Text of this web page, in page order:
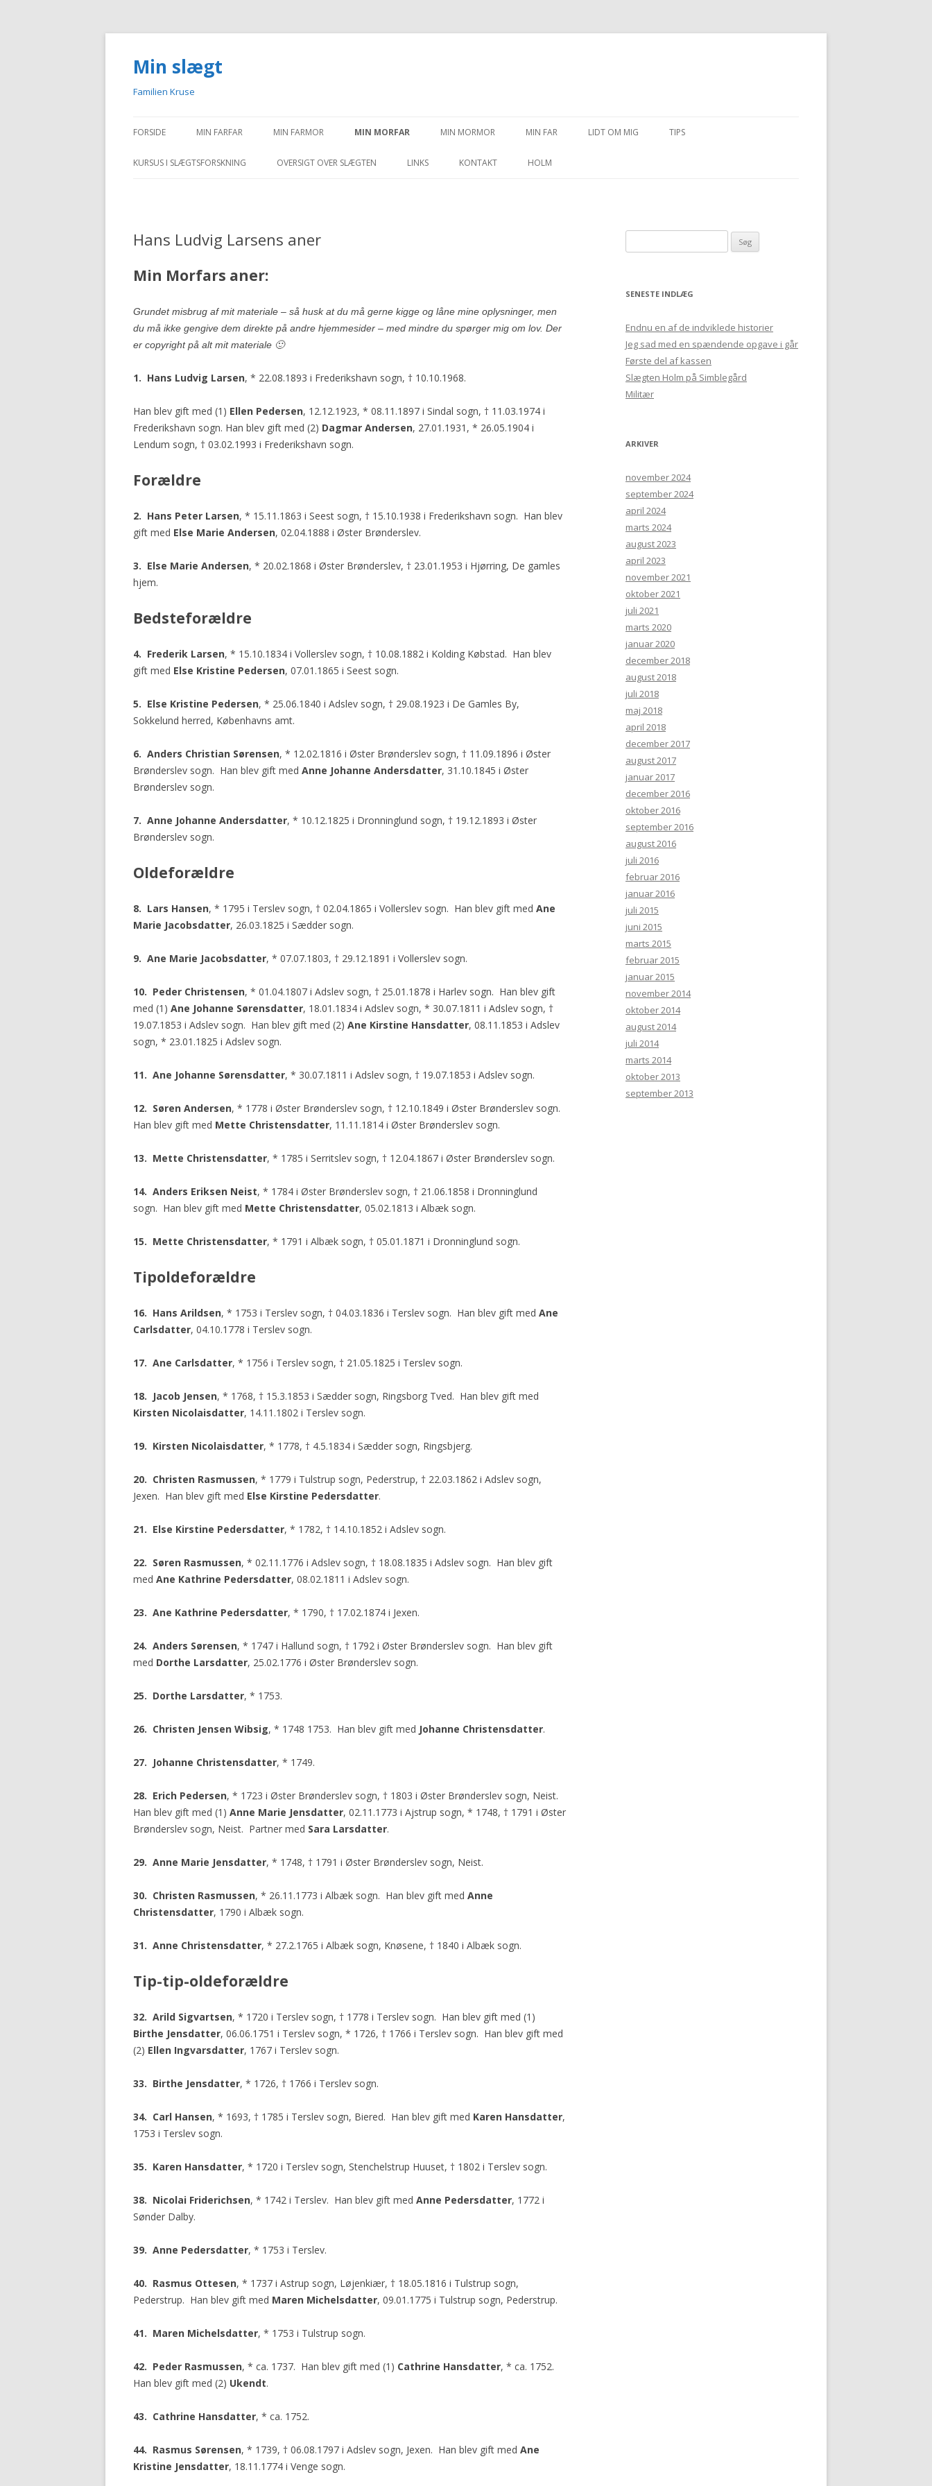
Min slægt
Familien Kruse
FORSIDE MIN FARFAR MIN FARMOR MIN MORFAR MIN MORMOR MIN FAR LIDT OM MIG TIPS
KURSUS I SLÆGTSFORSKNING OVERSIGT OVER SLÆGTEN LINKS KONTAKT HOLM
Hans Ludvig Larsens aner
Min Morfars aner:
Grundet misbrug af mit materiale – så husk at du må gerne kigge og låne mine oplysninger, men
du må ikke gengive dem direkte på andre hjemmesider – med mindre du spørger mig om lov. Der
er copyright på alt mit materiale 🙂
1. Hans Ludvig Larsen, * 22.08.1893 i Frederikshavn sogn, † 10.10.1968.
Han blev gift med (1) Ellen Pedersen, 12.12.1923, * 08.11.1897 i Sindal sogn, † 11.03.1974 i
Frederikshavn sogn. Han blev gift med (2) Dagmar Andersen, 27.01.1931, * 26.05.1904 i
Lendum sogn, † 03.02.1993 i Frederikshavn sogn.
Forældre
2. Hans Peter Larsen, * 15.11.1863 i Seest sogn, † 15.10.1938 i Frederikshavn sogn. Han blev
gift med Else Marie Andersen, 02.04.1888 i Øster Brønderslev.
3. Else Marie Andersen, * 20.02.1868 i Øster Brønderslev, † 23.01.1953 i Hjørring, De gamles
hjem.
Bedsteforældre
4. Frederik Larsen, * 15.10.1834 i Vollerslev sogn, † 10.08.1882 i Kolding Købstad. Han blev
gift med Else Kristine Pedersen, 07.01.1865 i Seest sogn.
5. Else Kristine Pedersen, * 25.06.1840 i Adslev sogn, † 29.08.1923 i De Gamles By,
Sokkelund herred, Københavns amt.
6. Anders Christian Sørensen, * 12.02.1816 i Øster Brønderslev sogn, † 11.09.1896 i Øster
Brønderslev sogn. Han blev gift med Anne Johanne Andersdatter, 31.10.1845 i Øster
Brønderslev sogn.
7. Anne Johanne Andersdatter, * 10.12.1825 i Dronninglund sogn, † 19.12.1893 i Øster
Brønderslev sogn.
Oldeforældre
8. Lars Hansen, * 1795 i Terslev sogn, † 02.04.1865 i Vollerslev sogn. Han blev gift med Ane
Marie Jacobsdatter, 26.03.1825 i Sædder sogn.
9. Ane Marie Jacobsdatter, * 07.07.1803, † 29.12.1891 i Vollerslev sogn.
10. Peder Christensen, * 01.04.1807 i Adslev sogn, † 25.01.1878 i Harlev sogn. Han blev gift
med (1) Ane Johanne Sørensdatter, 18.01.1834 i Adslev sogn, * 30.07.1811 i Adslev sogn, †
19.07.1853 i Adslev sogn. Han blev gift med (2) Ane Kirstine Hansdatter, 08.11.1853 i Adslev
sogn, * 23.01.1825 i Adslev sogn.
11. Ane Johanne Sørensdatter, * 30.07.1811 i Adslev sogn, † 19.07.1853 i Adslev sogn.
12. Søren Andersen, * 1778 i Øster Brønderslev sogn, † 12.10.1849 i Øster Brønderslev sogn.
Han blev gift med Mette Christensdatter, 11.11.1814 i Øster Brønderslev sogn.
13. Mette Christensdatter, * 1785 i Serritslev sogn, † 12.04.1867 i Øster Brønderslev sogn.
14. Anders Eriksen Neist, * 1784 i Øster Brønderslev sogn, † 21.06.1858 i Dronninglund
sogn. Han blev gift med Mette Christensdatter, 05.02.1813 i Albæk sogn.
15. Mette Christensdatter, * 1791 i Albæk sogn, † 05.01.1871 i Dronninglund sogn.
Tipoldeforældre
16. Hans Arildsen, * 1753 i Terslev sogn, † 04.03.1836 i Terslev sogn. Han blev gift med Ane
Carlsdatter, 04.10.1778 i Terslev sogn.
17. Ane Carlsdatter, * 1756 i Terslev sogn, † 21.05.1825 i Terslev sogn.
18. Jacob Jensen, * 1768, † 15.3.1853 i Sædder sogn, Ringsborg Tved. Han blev gift med
Kirsten Nicolaisdatter, 14.11.1802 i Terslev sogn.
19. Kirsten Nicolaisdatter, * 1778, † 4.5.1834 i Sædder sogn, Ringsbjerg.
20. Christen Rasmussen, * 1779 i Tulstrup sogn, Pederstrup, † 22.03.1862 i Adslev sogn,
Jexen. Han blev gift med Else Kirstine Pedersdatter.
21. Else Kirstine Pedersdatter, * 1782, † 14.10.1852 i Adslev sogn.
22. Søren Rasmussen, * 02.11.1776 i Adslev sogn, † 18.08.1835 i Adslev sogn. Han blev gift
med Ane Kathrine Pedersdatter, 08.02.1811 i Adslev sogn.
23. Ane Kathrine Pedersdatter, * 1790, † 17.02.1874 i Jexen.
24. Anders Sørensen, * 1747 i Hallund sogn, † 1792 i Øster Brønderslev sogn. Han blev gift
med Dorthe Larsdatter, 25.02.1776 i Øster Brønderslev sogn.
25. Dorthe Larsdatter, * 1753.
26. Christen Jensen Wibsig, * 1748 1753. Han blev gift med Johanne Christensdatter.
27. Johanne Christensdatter, * 1749.
28. Erich Pedersen, * 1723 i Øster Brønderslev sogn, † 1803 i Øster Brønderslev sogn, Neist.
Han blev gift med (1) Anne Marie Jensdatter, 02.11.1773 i Ajstrup sogn, * 1748, † 1791 i Øster
Brønderslev sogn, Neist. Partner med Sara Larsdatter.
29. Anne Marie Jensdatter, * 1748, † 1791 i Øster Brønderslev sogn, Neist.
30. Christen Rasmussen, * 26.11.1773 i Albæk sogn. Han blev gift med Anne
Christensdatter, 1790 i Albæk sogn.
31. Anne Christensdatter, * 27.2.1765 i Albæk sogn, Knøsene, † 1840 i Albæk sogn.
Tip-tip-oldeforældre
32. Arild Sigvartsen, * 1720 i Terslev sogn, † 1778 i Terslev sogn. Han blev gift med (1)
Birthe Jensdatter, 06.06.1751 i Terslev sogn, * 1726, † 1766 i Terslev sogn. Han blev gift med
(2) Ellen Ingvarsdatter, 1767 i Terslev sogn.
33. Birthe Jensdatter, * 1726, † 1766 i Terslev sogn.
34. Carl Hansen, * 1693, † 1785 i Terslev sogn, Biered. Han blev gift med Karen Hansdatter,
1753 i Terslev sogn.
35. Karen Hansdatter, * 1720 i Terslev sogn, Stenchelstrup Huuset, † 1802 i Terslev sogn.
38. Nicolai Friderichsen, * 1742 i Terslev. Han blev gift med Anne Pedersdatter, 1772 i
Sønder Dalby.
39. Anne Pedersdatter, * 1753 i Terslev.
40. Rasmus Ottesen, * 1737 i Astrup sogn, Løjenkiær, † 18.05.1816 i Tulstrup sogn,
Pederstrup. Han blev gift med Maren Michelsdatter, 09.01.1775 i Tulstrup sogn, Pederstrup.
41. Maren Michelsdatter, * 1753 i Tulstrup sogn.
42. Peder Rasmussen, * ca. 1737. Han blev gift med (1) Cathrine Hansdatter, * ca. 1752.
Han blev gift med (2) Ukendt.
43. Cathrine Hansdatter, * ca. 1752.
44. Rasmus Sørensen, * 1739, † 06.08.1797 i Adslev sogn, Jexen. Han blev gift med Ane
Kristine Jensdatter, 18.11.1774 i Venge sogn.
SENESTE INDLÆG
Endnu en af de indviklede historier
Jeg sad med en spændende opgave i går
Første del af kassen
Slægten Holm på Simblegård
Militær
ARKIVER
november 2024
september 2024
april 2024
marts 2024
august 2023
april 2023
november 2021
oktober 2021
juli 2021
marts 2020
januar 2020
december 2018
august 2018
juli 2018
maj 2018
april 2018
december 2017
august 2017
januar 2017
december 2016
oktober 2016
september 2016
august 2016
juli 2016
februar 2016
januar 2016
juli 2015
juni 2015
marts 2015
februar 2015
januar 2015
november 2014
oktober 2014
august 2014
juli 2014
marts 2014
oktober 2013
september 2013